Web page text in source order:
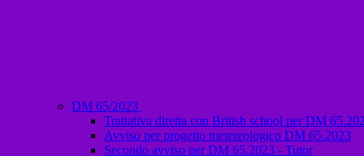
DM 65/2023
Trattativa diretta con British school per DM
Avviso per progetto metereologico DM 65.2023
Secondo avviso per DM 65.2023 - Tutor